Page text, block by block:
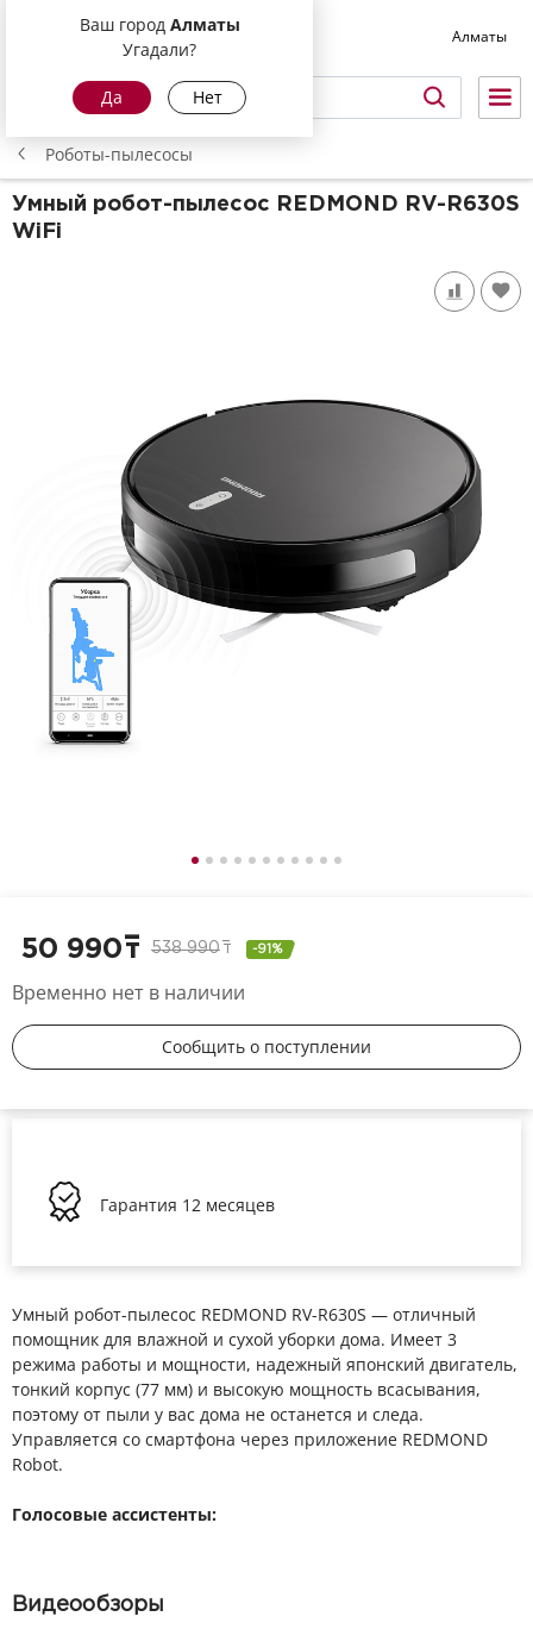
Ваш город Алматы
Угадали?
Да Нет
Алматы
Роботы-пылесосы
Умный робот-пылесос REDMOND
RV-R630S
WiFi
50 990т 538 990 т -91%
Временно нет в наличии
Сообщить о поступлении
Гарантия 12 месяцев
Умный робот-пылесос REDMOND RV-R630S — отличный
помощник для влажной и сухой уборки дома. Имеет 3
режима работы и мощности, надежный японский двигатель,
тонкий корпус (77 мм) и высокую мощность всасывания,
поэтому от пыли у вас дома не останется и следа.
Управляется со смартфона через приложение REDMOND
Robot.
Голосовые ассистенты:
Видеообзоры